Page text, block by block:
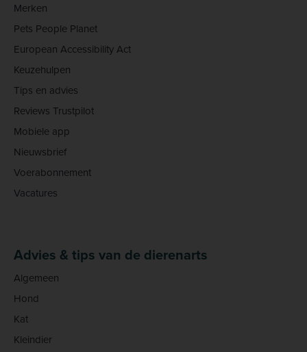
Merken
Pets People Planet
European Accessibility Act
Keuzehulpen
Tips en advies
Reviews Trustpilot
Mobiele app
Nieuwsbrief
Voerabonnement
Vacatures
Advies & tips van de dierenarts
Algemeen
Hond
Kat
Kleindier